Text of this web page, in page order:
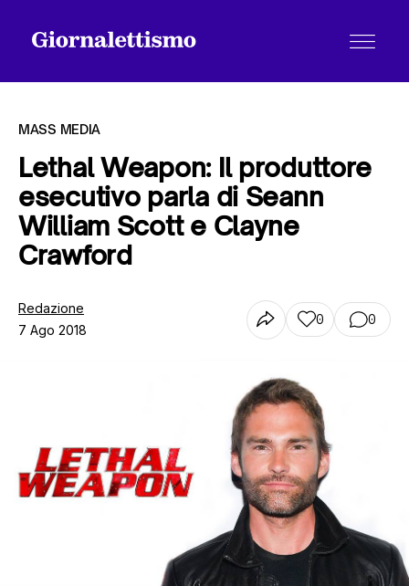
Tutti gli articoli
Contatti
MASS MEDIA
Lethal Weapon: Il produttore
esecutivo parla di Seann
William Scott e Clayne
Crawford
Redazione
7 Ago 2018
0 0